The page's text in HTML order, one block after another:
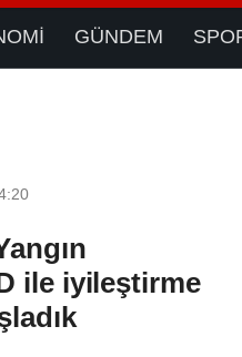
GÜNDEM
ile iyileştirme